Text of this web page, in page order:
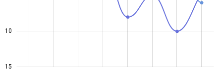
15
10